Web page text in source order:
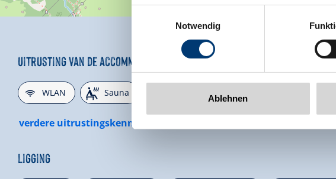
Zeller Bergbahnen Zillertal GmbH & Co KG
Rohr 23// A-6280 Zell am Ziller
www.zillertalarena.com
Notwendig
Ablehnen
Uitrusting van de accommodatie
🜉WLAN 🗔Sauna Niet-roken huis
verdere uitrustingskenmerken
Ligging